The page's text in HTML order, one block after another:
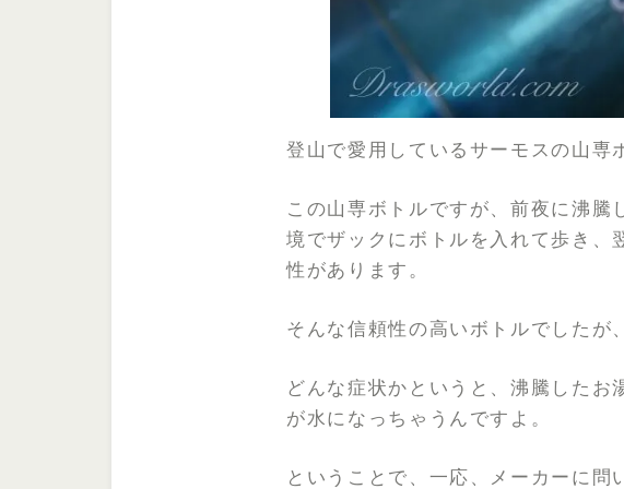
登山で愛用しているサーモスの山専
この山専ボトルですが、前夜に沸
境でザックにボトルを入れて歩き、
性があります。
そんな信頼性の高いボトルでしたが
どんな症状かというと、沸騰した
が水になっちゃうんですよ。
ということで、一応、メーカーに問